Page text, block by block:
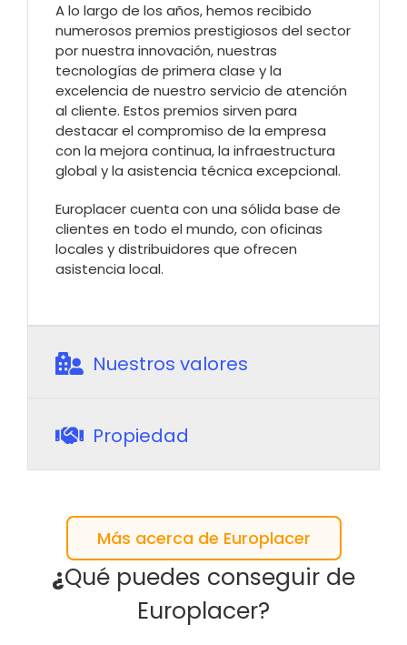
A lo largo de los años, hemos recibido
numerosos premios prestigiosos del sector
por nuestra innovación, nuestras
tecnologías de primera clase y la
excelencia de nuestro servicio de atención
al cliente. Estos premios sirven para
destacar el compromiso de la empresa
con la mejora continua, la infraestructura
global y la asistencia técnica excepcional.
Europlacer cuenta con una sólida base de
clientes en todo el mundo, con oficinas
locales y distribuidores que ofrecen
asistencia local.
Nuestros valores
Propiedad
Más acerca de Europlacer
¿Qué puedes conseguir de
Europlacer?